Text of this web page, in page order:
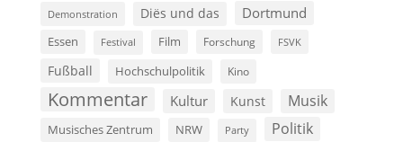
Demonstration Diës und das Dortmund
Essen Festival Film Forschung FSVK
Fußball Hochschulpolitik Kino
Kommentar Kultur Kunst Musik
Musisches Zentrum NRW Party Politik